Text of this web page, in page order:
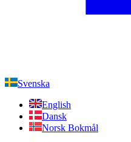
Svenska
English
Dansk
Norsk Bokmål